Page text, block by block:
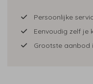
Persoonlijke
Eenvoudig zelf je
Grootste aanbod